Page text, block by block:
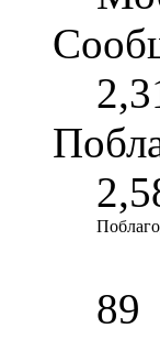
89